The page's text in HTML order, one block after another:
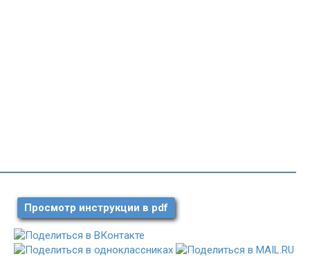
Просмотр инструкции в pdf